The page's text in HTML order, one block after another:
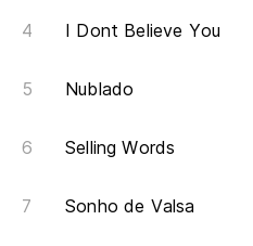
I Dont Believe You
Nublado
Selling Words
Sonho de Valsa